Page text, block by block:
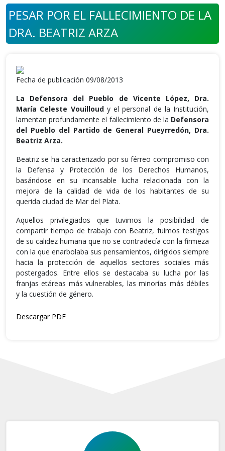
PESAR POR EL FALLECIMIENTO DE LA
DRA. BEATRIZ ARZA
Fecha de publicación 09/08/2013
La Defensora del Pueblo de Vicente López, Dra.
María Celeste Vouilloudy el personal de la Institución,
lamentan profundamente el fallecimiento de la Defensora
del Pueblo del Partido de General Pueyrredón, Dra.
Beatriz Arza.
Beatriz se ha caracterizado por su férreo compromiso con
la Defensa y Protección de los Derechos Humanos,
basándose en su incansable lucha relacionada con la
mejora de la calidad de vida de los habitantes de su
querida ciudad de Mar del Plata.
Aquellos privilegiados que tuvimos la posibilidad de
compartir tiempo de trabajo con Beatriz, fuimos testigos
de su calidez humana que no se contradecía con la firmeza
con la que enarbolaba sus pensamientos, dirigidos siempre
hacia la protección de aquellos sectores sociales más
postergados. Entre ellos se destacaba su lucha por las
franjas etáreas más vulnerables, las minorías más débiles
y la cuestión de género.
Descargar PDF